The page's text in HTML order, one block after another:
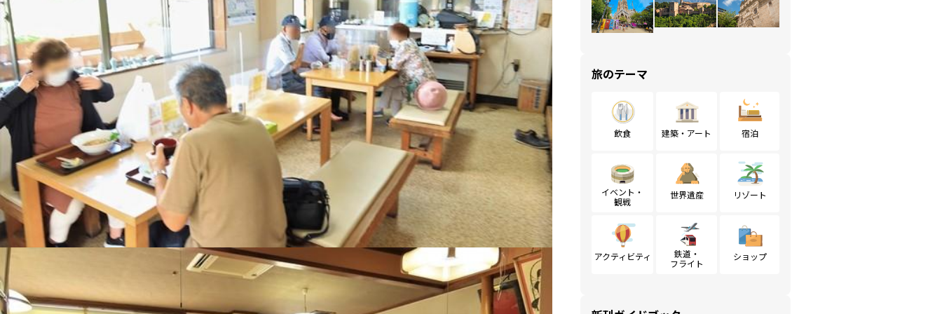
旅のテーマ
飲食 建築・アート 宿泊
イベント・
観戦
世界遺産 リゾート
アクティビティ
鉄道・
フライト
ショップ